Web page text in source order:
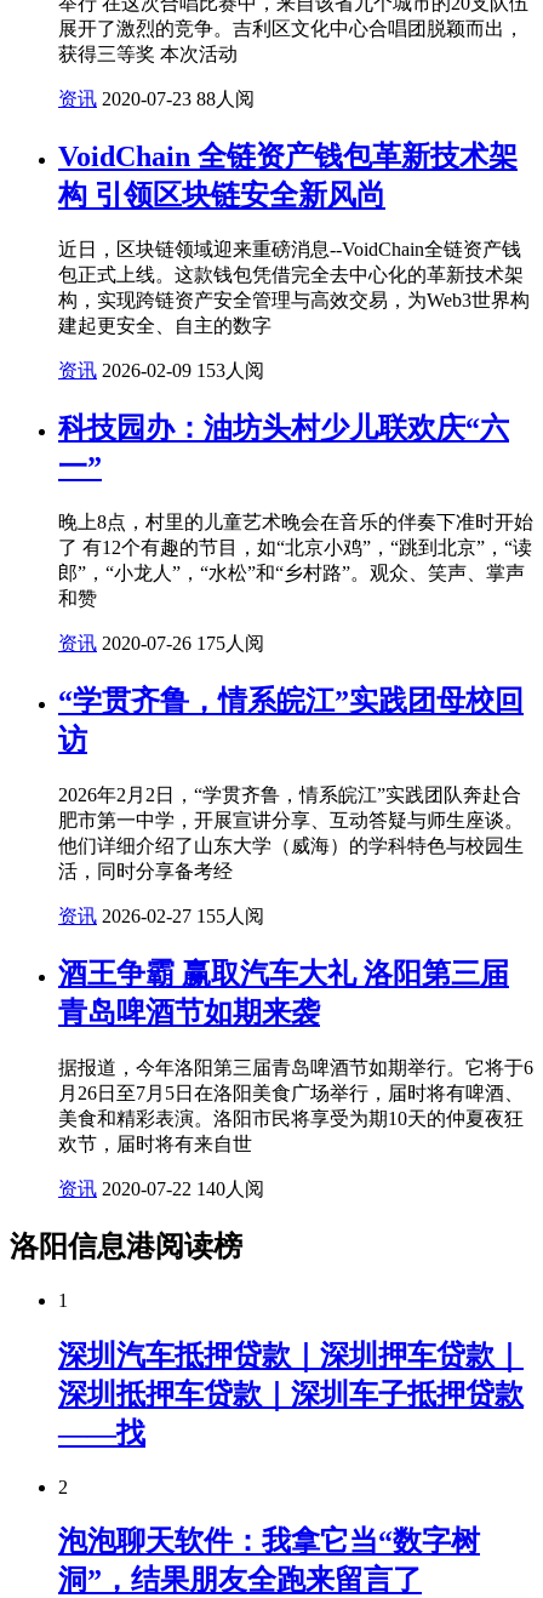
展开了激烈的竞争。吉利区文化中心合唱团脱颖而出，
获得三等奖 本次活动
资讯 2020-07-23 88人阅
VoidChain 全链资产钱包革新技术架
构 引领区块链安全新风尚
近日，区块链领域迎来重磅消息--VoidChain全链资产钱
包正式上线。这款钱包凭借完全去中心化的革新技术架
构，实现跨链资产安全管理与高效交易，为Web3世界构
建起更安全、自主的数字
资讯 2026-02-09 153人阅
科技园办：油坊头村少儿联欢庆“六
一”
晚上8点，村里的儿童艺术晚会在音乐的伴奏下准时开始
了 有12个有趣的节目，如“北京小鸡”，“跳到北京”，“读
郎”，“小龙人”，“水松”和“乡村路”。观众、笑声、掌声
和赞
资讯 2020-07-26 175人阅
“学贯齐鲁，情系皖江”实践团母校回
访
2026年2月2日，“学贯齐鲁，情系皖江”实践团队奔赴合
肥市第一中学，开展宣讲分享、互动答疑与师生座谈。
他们详细介绍了山东大学（威海）的学科特色与校园生
活，同时分享备考经
资讯 2026-02-27 155人阅
酒王争霸 赢取汽车大礼 洛阳第三届
青岛啤酒节如期来袭
据报道，今年洛阳第三届青岛啤酒节如期举行。它将于6
月26日至7月5日在洛阳美食广场举行，届时将有啤酒、
美食和精彩表演。洛阳市民将享受为期10天的仲夏夜狂
欢节，届时将有来自世
资讯 2020-07-22 140人阅
洛阳信息港阅读榜
1
深圳汽车抵押贷款｜深圳押车贷款｜
深圳抵押车贷款｜深圳车子抵押贷款
——找
2
泡泡聊天软件：我拿它当“数字树
洞”，结果朋友全跑来留言了